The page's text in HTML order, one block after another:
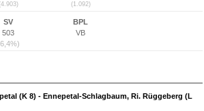
(1.092)
SV
503
BPL
VB
(K 8) - Ennepetal-Schlagbaum, Ri. Rüggeberg (L